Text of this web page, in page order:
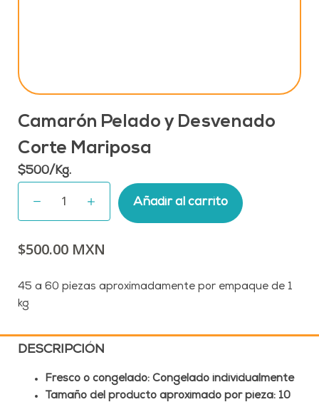
Camarón Pelado y Desvenado
Corte Mariposa
$500/Kg.
Añadir al carrito
$500.00
45 a 60 piezas aproximadamente por empaque de 1
kg
DESCRIPCIÓN
Fresco o congelado: Congelado individualmente
Tamaño del producto aproximado por pieza: 10